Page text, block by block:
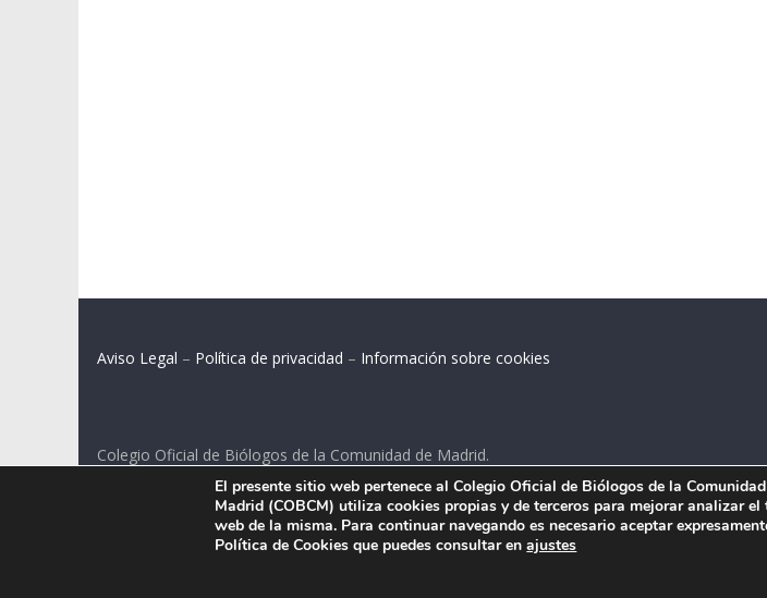
Aviso Legal – Política de privacidad – Información sobre cookies
Colegio Oficial de Biólogos de la Comunidad de Madrid.
C/ Santa Engracia 108, 2º int.izq. 28003 Madrid.
El presente sitio web pertenece al Colegio Oficial de Biólogos de la
Madrid (COBCM) utiliza cookies propias y de terceros para mejorar analizar
web de la misma. Para continuar navegando es necesario aceptar
Política de Cookies que puedes consultar enajustes